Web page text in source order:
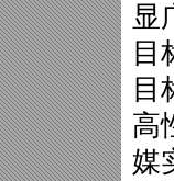
显
目
目
高
媒